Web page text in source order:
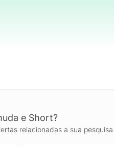
e Short?
relacionadas a sua